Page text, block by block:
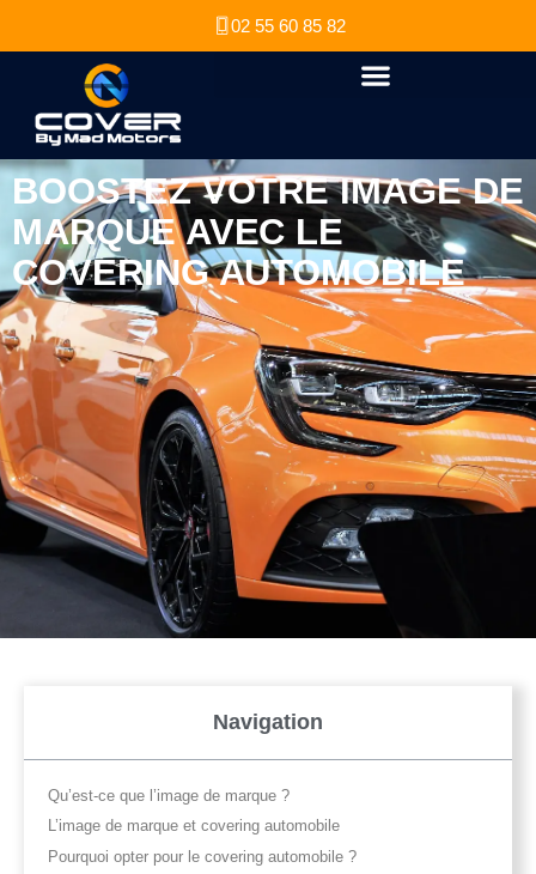
02 55 60 85 82
BOOSTEZ VOTRE IMAGE DE
MARQUE AVEC LE
COVERING AUTOMOBILE
Navigation
Qu’est-ce que l’image de marque ?
L’image de marque et covering automobile
Pourquoi opter pour le covering automobile ?